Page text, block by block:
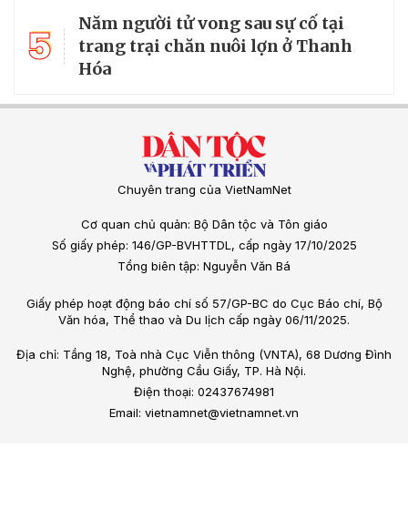
5
Năm người tử vong sau sự cố tại
trang trại chăn nuôi lợn ở Thanh
Hóa
Chuyên trang của VietNamNet
Cơ quan chủ quản: Bộ Dân tộc và Tôn giáo
Số giấy phép: 146/GP-BVHTTDL, cấp ngày 17/10/2025
Tổng biên tập: Nguyễn Văn Bá
Giấy phép hoạt động báo chí số 57/GP-BC do Cục Báo chí, Bộ
Văn hóa, Thể thao và Du lịch cấp ngày 06/11/2025.
Địa chỉ: Tầng 18, Toà nhà Cục Viễn thông (VNTA), 68 Dương Đình
Nghệ, phường Cầu Giấy, TP. Hà Nội.
Điện thoại: 02437674981
Email: vietnamnet@vietnamnet.vn